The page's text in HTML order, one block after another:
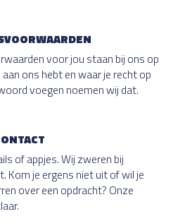
voor jou staan bij ons op
ons hebt en waar je recht op
voegen noemen wij dat.
of appjes. Wij zweren bij
Kom je ergens niet uit of wil je
over een opdracht? Onze